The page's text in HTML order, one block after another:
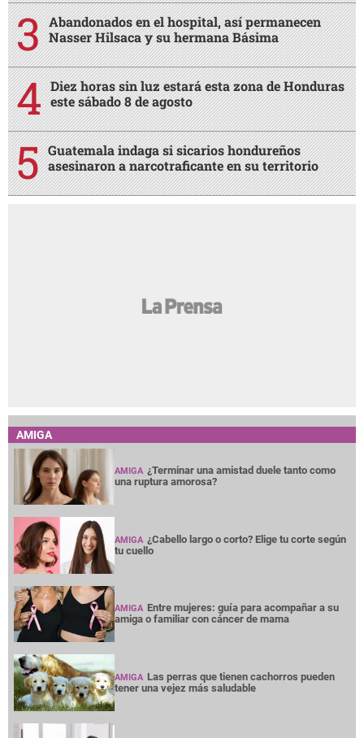
Abandonados en el hospital, así permanecen
Nasser Hilsaca y su hermana Básima
Diez horas sin luz estará esta zona de Honduras
este sábado 8 de agosto
Guatemala indaga si sicarios hondureños
asesinaron a narcotraficante en su territorio
AMIGA
AMIGA ¿Terminar una amistad duele tanto como
una ruptura amorosa?
AMIGA ¿Cabello largo o corto? Elige tu corte según
tu cuello
AMIGA Entre mujeres: guía para acompañar a su
amiga o familiar con cáncer de mama
AMIGA Las perras que tienen cachorros pueden
tener una vejez más saludable